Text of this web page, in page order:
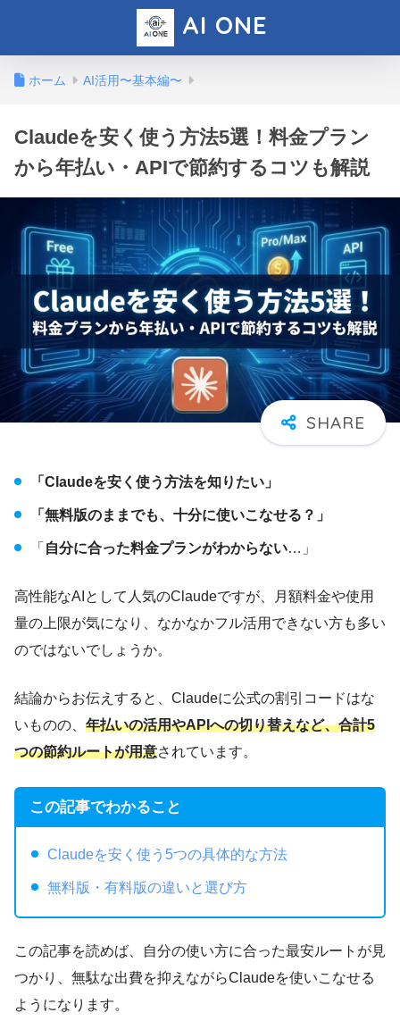
AI ONE
ホーム AI活用〜基本編〜
Claudeを安く使う方法5選！料金プラン
から年払い・APIで節約するコツも解説
「Claudeを安く使う方法を知りたい」
「無料版のままでも、十分に使いこなせる？」
「 自分に合った料金プランがわからない…」
高性能なAIとして人気のClaudeですが、月額料金や使用
量の上限が気になり、なかなかフル活用できない方も多い
のではないでしょうか。
結論からお伝えすると、Claudeに公式の割引コードはな
いものの、 年払いの活用やAPIへの切り替えなど、合計5
つの節約ルートが用意されています。
この記事でわかること
Claudeを安く使う5つの具体的な方法
無料版・有料版の違いと選び方
この記事を読めば、自分の使い方に合った最安ルートが見
つかり、無駄な出費を抑えながらClaudeを使いこなせる
ようになります。